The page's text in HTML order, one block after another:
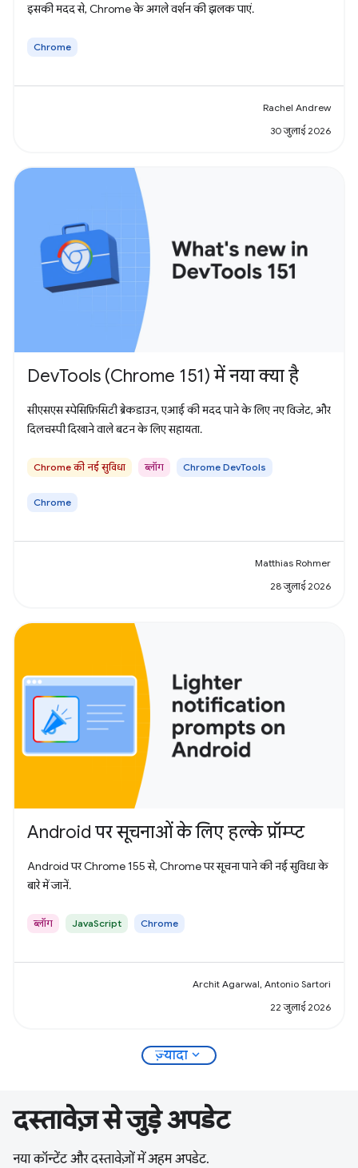
इसकी मदद से, Chrome के अगले वर्शन की झलक पाएं.
Chrome
Rachel Andrew
30 जुलाई 2026
DevTools (Chrome 151) में नया क्या है
सीएसएस स्पेसिफ़िसिटी ब्रेकडाउन, एआई की मदद पाने के लिए नए विजेट, और
दिलचस्पी दिखाने वाले बटन के लिए सहायता.
Chrome की नई सुविधा ब्लॉग Chrome DevTools
Chrome
Matthias Rohmer
28 जुलाई 2026
Android पर सूचनाओं के लिए हल्के प्रॉम्प्ट
Android पर Chrome 155 से, Chrome पर सूचना पाने की नई सुविधा के
बारे में जानें.
ब्लॉग JavaScript Chrome
Archit Agarwal, Antonio Sartori
22 जुलाई 2026
ज़्यादा expand_more
दस्तावेज़ से जुड़े अपडेट
नया कॉन्टेंट और दस्तावेज़ों में अहम अपडेट.